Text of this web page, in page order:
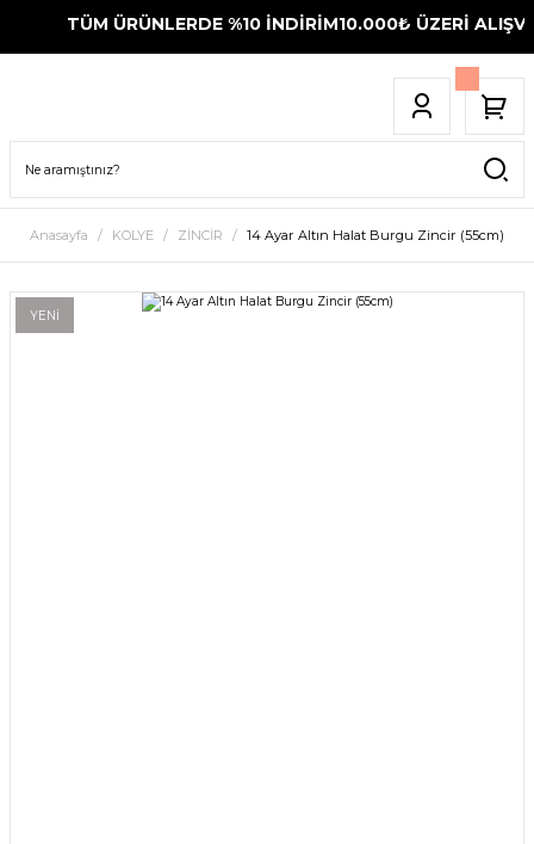
TÜM ÜRÜNLERDE %10 İNDİRİM10.000₺ ÜZERİ
Anasayfa KOLYE ZİNCİR 14 Ayar Altın Halat Burgu Zincir (55cm)
YENİ